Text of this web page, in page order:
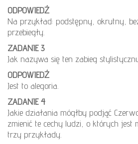
ODPOWIEDŹ
Na przykład: podstępny, okrutny,
przebiegły.
ZADANIE 3
Jak nazywa się ten zabieg
ODPOWIEDŹ
Jest to alegoria.
ZADANIE 4
Jakie działania mógłby podjąć
zmienić te cechy ludzi, o których jest
trzy przykłady.